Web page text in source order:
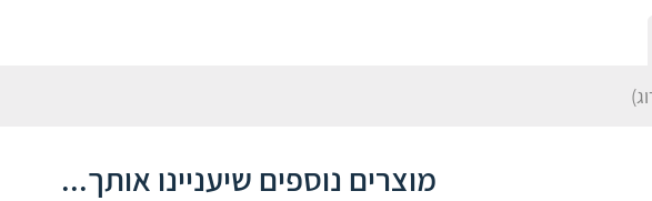
מוצרים נוספים שיעניינו אותך...